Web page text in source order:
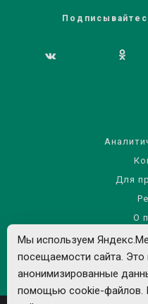
Для
О
Правила
Политика
Мы используем
посещаемости сайта. Это
анонимизированные
помощью cookie-файлов.